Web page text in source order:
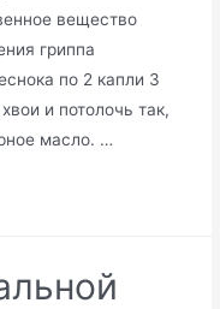
вещество
гриппа
по 2 капли 3
и потолочь так,
масло. …